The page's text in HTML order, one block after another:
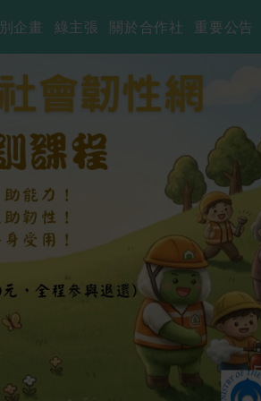
企畫 綠主張 關於合作社 重要公告